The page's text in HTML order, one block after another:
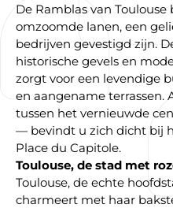
De Ramblas van
omzoomde lanen, een
bedrijven gevestigd zijn.
historische gevels en
zorgt voor een levendige
en aangename terrassen.
tussen het vernieuwde
— bevindt u zich dicht bij
Place du Capitole.
Toulouse, de stad met
Toulouse, de echte
charmeert met haar